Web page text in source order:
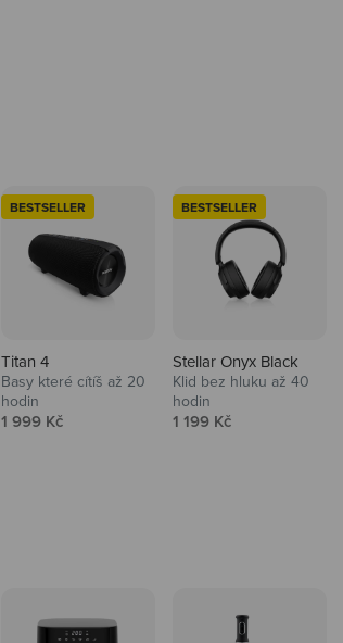
BESTSELLER
Titan 4
Basy které cítíš až 20
hodin
Prodejní cena
1 999 Kč
BESTSELLER
Stellar Onyx Black
Klid bez hluku až 40
hodin
Prodejní cena
1 199 Kč